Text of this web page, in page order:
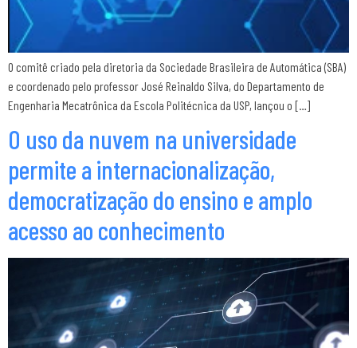
O comitê criado pela diretoria da Sociedade Brasileira de Automática (SBA)
e coordenado pelo professor José Reinaldo Silva, do Departamento de
Engenharia Mecatrônica da Escola Politécnica da USP, lançou o […]
O uso da nuvem na universidade
permite a internacionalização,
democratização do ensino e amplo
acesso ao conhecimento